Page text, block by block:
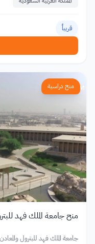
قريباً
منح دراسية
منح جامعة الملك فهد
جامعة الملك فهد للبترول والمعادن